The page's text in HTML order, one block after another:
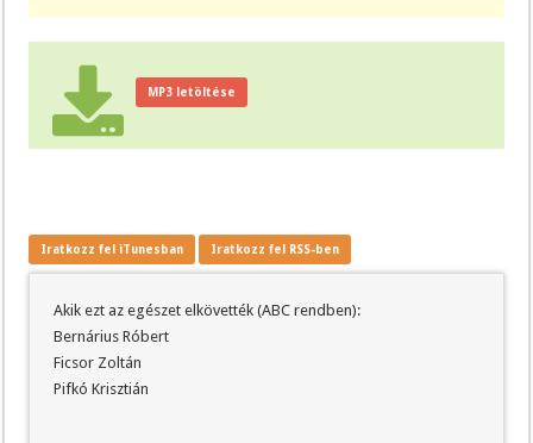
MP3 letöltése
Iratkozz fel iTunesban Iratkozz fel RSS-ben
Akik ezt az egészet elkövették (ABC rendben):
Bernárius Róbert
Ficsor Zoltán
Pifkó Krisztián